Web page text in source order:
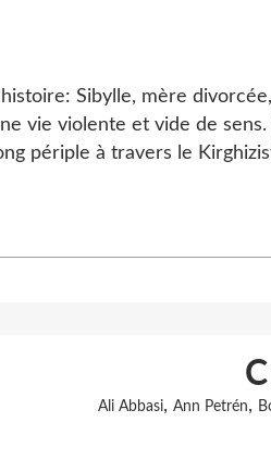
Sibylle, mère
vie violente et vide de
périple à travers le
Ali Abbasi, Ann Petrén,